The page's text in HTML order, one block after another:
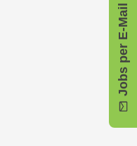
Jobs per E-Mail